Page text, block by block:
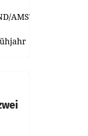
AMSTERDAM.